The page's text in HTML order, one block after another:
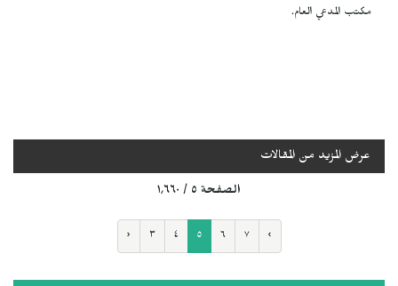
مكتب المدعي العام.
عرض المزيد من المقالات
الصفحة ٥ / ١٬٦٦٠
‹ ٣ ٤ ٥ ٦ ٧ ›